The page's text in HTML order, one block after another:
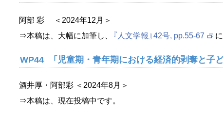
阿部 彩 ＜2024年12月＞
⇒本稿は、大幅に加筆し、
『人文学報』42号, pp.55-67
WP44 「児童期・青年期における経済的剥奪と子
酒井厚・阿部彩 ＜2024年8月＞
⇒本稿は、現在投稿中です。